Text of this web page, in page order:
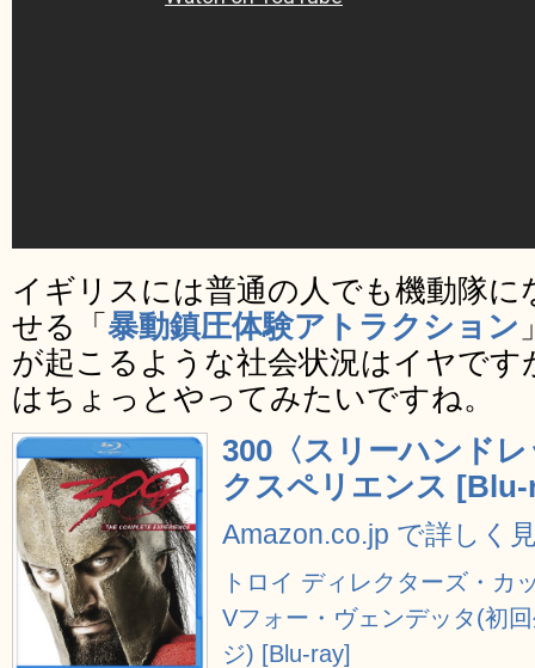
イギリスには普通の人でも機動隊
せる「 暴動鎮圧体験アトラクション
が起こるような社会状況はイヤです
はちょっとやってみたいですね。
300〈スリーハンド
クスペリエンス
Amazon.co.jp で詳しく
トロイ ディレクターズ・カ
Vフォー・ヴェンデッタ(初
ジ) [Blu-ray]